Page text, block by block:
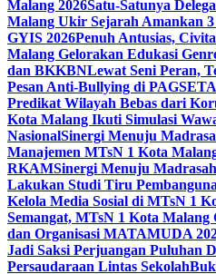
Malang 2026Satu-Satunya
Malang Ukir Sejarah Amankan
GYIS 2026Penuh Antusias,
Malang Gelorakan Edukasi
dan BKKBNLewat Seni Peran,
Pesan Anti-Bullying di
Predikat Wilayah Bebas dari
Kota Malang Ikuti Simulasi
NasionalSinergi Menuju
Manajemen MTsN 1 Kota
RKAMSinergi Menuju
Lakukan Studi Tiru
Kelola Media Sosial di MTsN 1
Semangat, MTsN 1 Kota
dan Organisasi MATAMUDA
Jadi Saksi Perjuangan Puluhan
Persaudaraan Lintas Sekolah